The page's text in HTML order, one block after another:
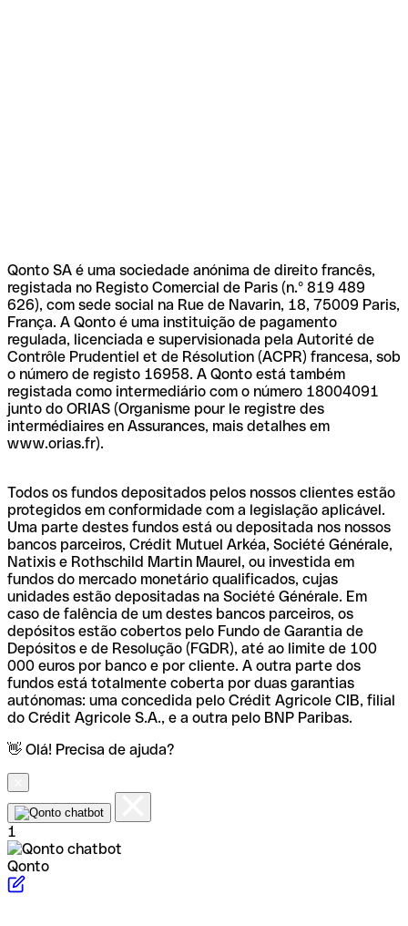
Qonto SA é uma sociedade anónima de direito francês,
registada no Registo Comercial de Paris (n.º 819 489
626), com sede social na Rue de Navarin, 18, 75009 Paris,
França. A Qonto é uma instituição de pagamento
regulada, licenciada e supervisionada pela Autorité de
Contrôle Prudentiel et de Résolution (ACPR) francesa, sob
o número de registo 16958. A Qonto está também
registada como intermediário com o número 18004091
junto do ORIAS (Organisme pour le registre des
intermédiaires en Assurances, mais detalhes em
www.orias.fr).
Todos os fundos depositados pelos nossos clientes estão
protegidos em conformidade com a legislação aplicável.
Uma parte destes fundos está ou depositada nos nossos
bancos parceiros, Crédit Mutuel Arkéa, Société Générale,
Natixis e Rothschild Martin Maurel, ou investida em
fundos do mercado monetário qualificados, cujas
unidades estão depositadas na Société Générale. Em
caso de falência de um destes bancos parceiros, os
depósitos estão cobertos pelo Fundo de Garantia de
Depósitos e de Resolução (FGDR), até ao limite de 100
000 euros por banco e por cliente. A outra parte dos
fundos está totalmente coberta por duas garantias
autónomas: uma concedida pelo Crédit Agricole CIB, filial
do Crédit Agricole S.A., e a outra pelo BNP Paribas.
👋 Olá! Precisa de ajuda?
1
Qonto